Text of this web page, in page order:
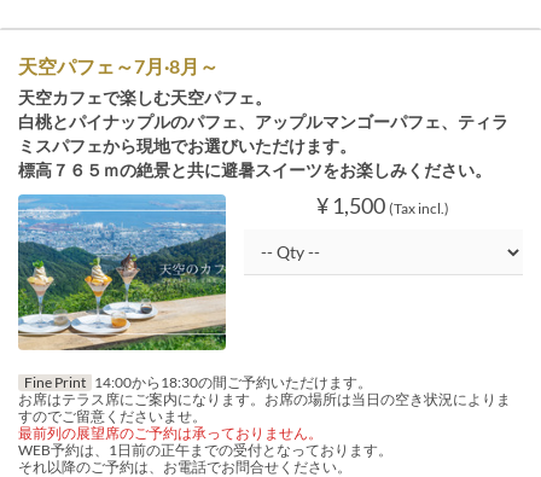
天空パフェ～7月·8月～
天空カフェで楽しむ天空パフェ。
白桃とパイナップルのパフェ、アップルマンゴーパフェ、ティラ
ミスパフェから現地でお選びいただけます。
標高７６５ｍの絶景と共に避暑スイーツをお楽しみください。
¥ 1,500 (Tax incl.)
Fine Print 14:00から18:30の間ご予約いただけます。
お席はテラス席にご案内になります。お席の場所は当日の空き状況によりま
すのでご留意くださいませ。
最前列の展望席のご予約は承っておりません。
WEB予約は、1日前の正午までの受付となっております。
それ以降のご予約は、お電話でお問合せください。